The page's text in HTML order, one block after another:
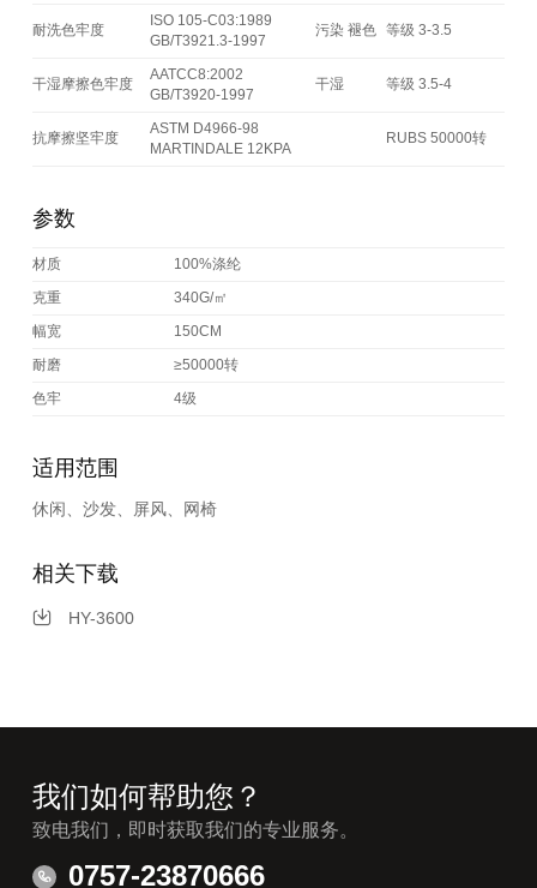
耐洗色牢度
ISO 105-C03:1989
GB/T3921.3-1997
污染 褪色 等级 3-3.5
干湿摩擦色牢度
AATCC8:2002
GB/T3920-1997
干湿 等级 3.5-4
抗摩擦坚牢度
ASTM D4966-98
MARTINDALE 12KPA
RUBS 50000转
参数
材质
100%涤纶
克重
340G/㎡
幅宽
150CM
耐磨
≥50000转
色牢
4级
适用范围
休闲、沙发、屏风、网椅
相关下载
HY-3600
我们如何帮助您？
致电我们，即时获取我们的专业服务。
0757-23870666